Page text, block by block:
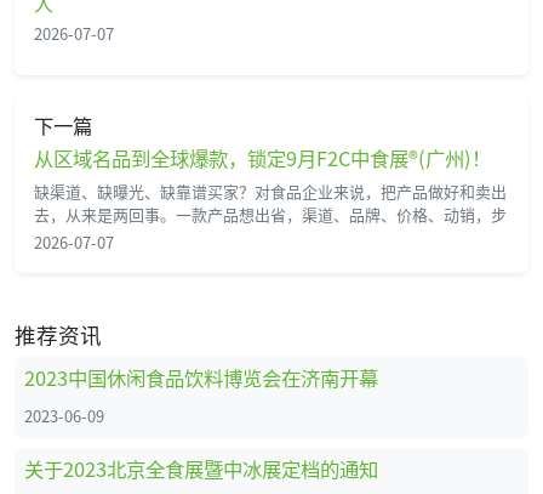
2026-07-07
下一篇
从区域名品到全球爆款，锁定9月F2C中食展®(广州)！
缺渠道、缺曝光、缺靠谱买家？对食品企业来说，把产品做好和卖出
去，从来是两回事。一款产品想出省，渠道、品牌、价格、动销，步
2026-07-07
推荐资讯
2023中国休闲食品饮料博览会在济南开幕
2023-06-09
关于2023北京全食展暨中冰展定档的通知